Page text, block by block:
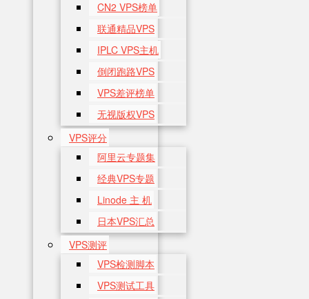
CN2 VPS榜单
联通精品VPS
IPLC VPS主机
倒闭跑路VPS
VPS差评榜单
无视版权VPS
VPS评分
阿里云专题集
经典VPS专题
Linode 主 机
日本VPS汇总
VPS测评
VPS检测脚本
VPS测试工具